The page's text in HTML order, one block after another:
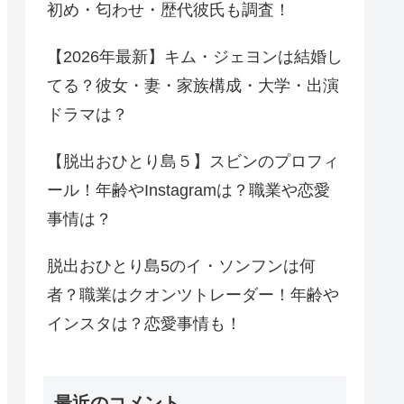
初め・匂わせ・歴代彼氏も調査！
【2026年最新】キム・ジェヨンは結婚し
てる？彼女・妻・家族構成・大学・出演
ドラマは？
【脱出おひとり島５】スビンのプロフィ
ール！年齢やInstagramは？職業や恋愛
事情は？
脱出おひとり島5のイ・ソンフンは何
者？職業はクオンツトレーダー！年齢や
インスタは？恋愛事情も！